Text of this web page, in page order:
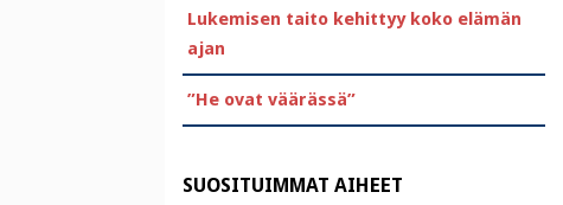
Lukemisen taito kehittyy koko elämän
ajan
”He ovat väärässä”
SUOSITUIMMAT AIHEET